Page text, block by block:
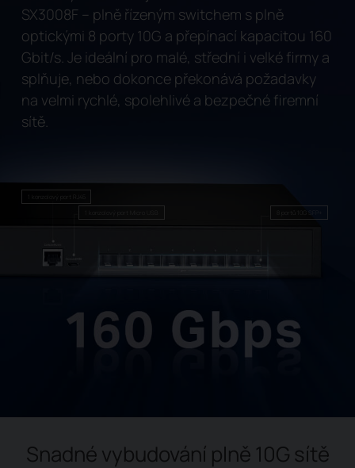
SX3008F – plně řízeným switchem s plně
optickými 8 porty 10G a přepínací kapacitou 160
Gbit/s. Je ideální pro malé, střední i velké firmy a
splňuje, nebo dokonce překonává požadavky
na velmi rychlé, spolehlivé a bezpečné firemní
sítě.
Snadné vybudování plně 10G sítě